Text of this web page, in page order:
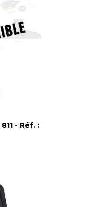
- Réf. :